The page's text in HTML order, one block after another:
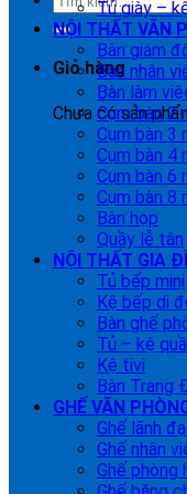
Giỏ hàng
Chưa có sản
Tủ giày –
NỘI THẤT VĂN
Bàn giám
Bàn nhân
Bàn làm
Cụm bàn 2
Cụm bàn 3
Cụm bàn 4
Cụm bàn 6
Cụm bàn 8
Bàn họp
Quầy lễ tân
NỘI THẤT GIA
Tủ bếp mini
Kệ bếp di
Bàn ghế
Tủ – kệ
Kệ tivi
Bàn Trang
GHẾ VĂN
Ghế lãnh
Ghế nhân
Ghế phòng